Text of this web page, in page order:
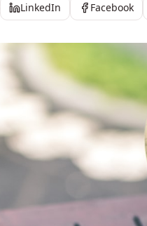
LinkedIn Facebook